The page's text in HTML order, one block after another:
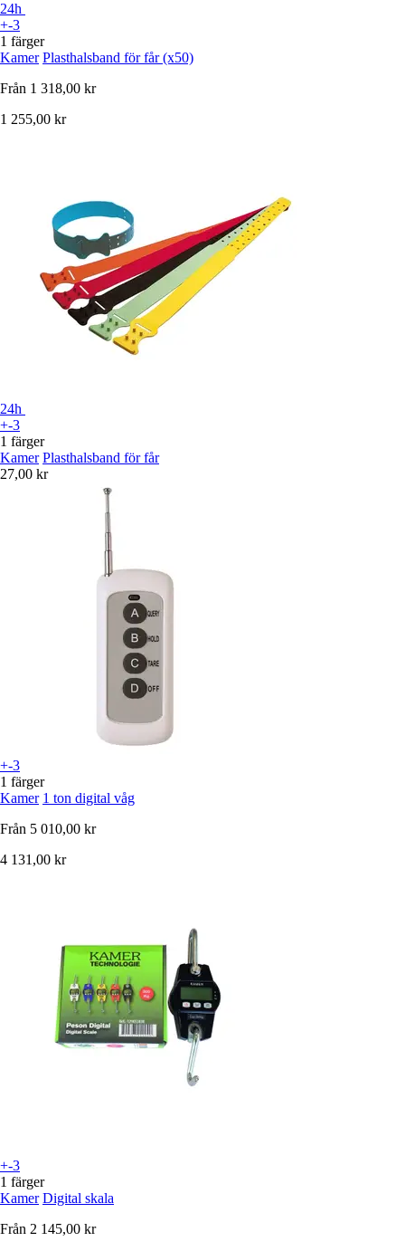
24h
+-3
1 färger
Kamer Plasthalsband för får (x50)
Från 1 318,00 kr
1 255,00 kr
24h
+-3
1 färger
Kamer Plasthalsband för får
27,00 kr
+-3
1 färger
Kamer 1 ton digital våg
Från 5 010,00 kr
4 131,00 kr
+-3
1 färger
Kamer Digital skala
Från 2 145,00 kr